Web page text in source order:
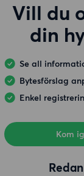
Vill du
din
Se all
Bytesförslag
Enkel
Kom